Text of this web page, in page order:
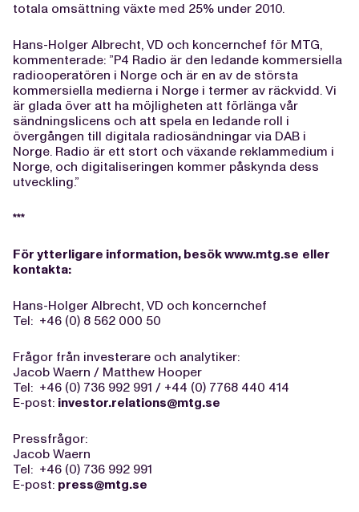
totala omsättning växte med 25% under 2010.
Hans-Holger Albrecht, VD och koncernchef för MTG,
kommenterade: ”P4 Radio är den ledande kommersiella
radiooperatören i Norge och är en av de största
kommersiella medierna i Norge i termer av räckvidd. Vi
är glada över att ha möjligheten att förlänga vår
sändningslicens och att spela en ledande roll i
övergången till digitala radiosändningar via DAB i
Norge. Radio är ett stort och växande reklammedium i
Norge, och digitaliseringen kommer påskynda dess
utveckling.”
***
För ytterligare information, besökwww.mtg.se eller
kontakta:
Hans-Holger Albrecht, VD och koncernchef
Tel: +46 (0) 8 562 000 50
Frågor från investerare och analytiker:
Jacob Waern / Matthew Hooper
Tel: +46 (0) 736 992 991 / +44 (0) 7768 440 414
E-post: investor.relations@mtg.se
Pressfrågor:
Jacob Waern
Tel: +46 (0) 736 992 991
E-post: press@mtg.se